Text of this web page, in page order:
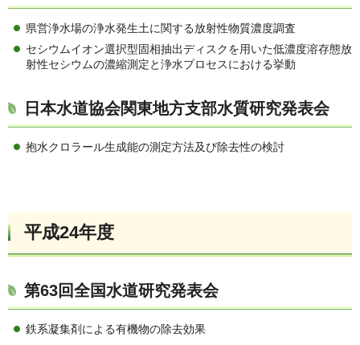
県営浄水場の浄水発生土に関する放射性物質濃度調査
セシウムイオン選択型固相抽出ディスクを用いた低濃度溶存態放
射性セシウムの濃縮測定と浄水プロセスにおける挙動
日本水道協会関東地方支部水質研究発表会
抱水クロラール生成能の測定方法及び除去性の検討
平成24年度
第63回全国水道研究発表会
鉄系凝集剤による有機物の除去効果